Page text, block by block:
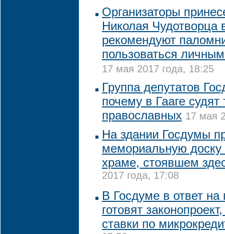
Организаторы
Николая Чудотворца
рекомендуют
пользоваться
17 мая 2017 года, 18:25
Группа депутатов
почему в Гааге судят
православных 17 мая
На здании Госдумы
мемориальную
храме, стоявшем
2017 года, 17:08
В Госдуме в ответ на
готовят
ставки по